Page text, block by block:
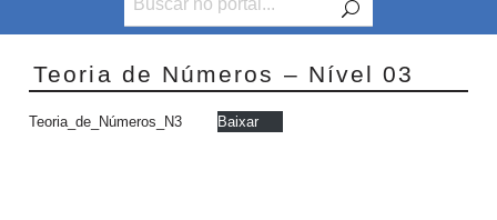
Canais
Teoria de Números – Nível 03
Teoria_de_Números_N3 Baixar